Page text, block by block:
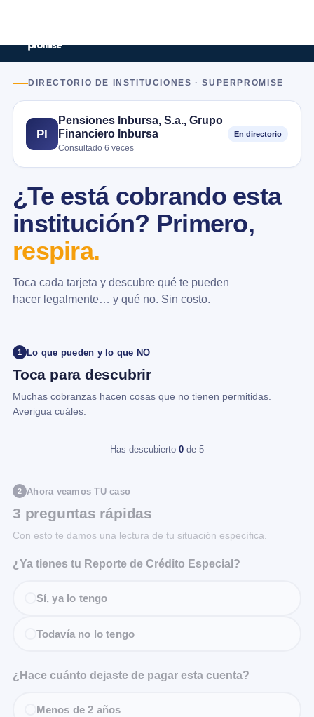
DIRECTORIO DE INSTITUCIONES · SUPERPROMISE
PI
Pensiones Inbursa, S.a., Grupo
Financiero Inbursa
Consultado 6 veces
En directorio
¿Te está cobrando esta
institución? Primero,
respira.
Toca cada tarjeta y descubre qué te pueden
hacer legalmente… y qué no. Sin costo.
1 Lo que pueden y lo que NO
Toca para descubrir
Muchas cobranzas hacen cosas que no tienen permitidas.
Averigua cuáles.
Has descubierto 0 de 5
2 Ahora veamos TU caso
3 preguntas rápidas
Con esto te damos una lectura de tu situación específica.
¿Ya tienes tu Reporte de Crédito Especial?
Sí, ya lo tengo
Todavía no lo tengo
¿Hace cuánto dejaste de pagar esta cuenta?
Menos de 2 años